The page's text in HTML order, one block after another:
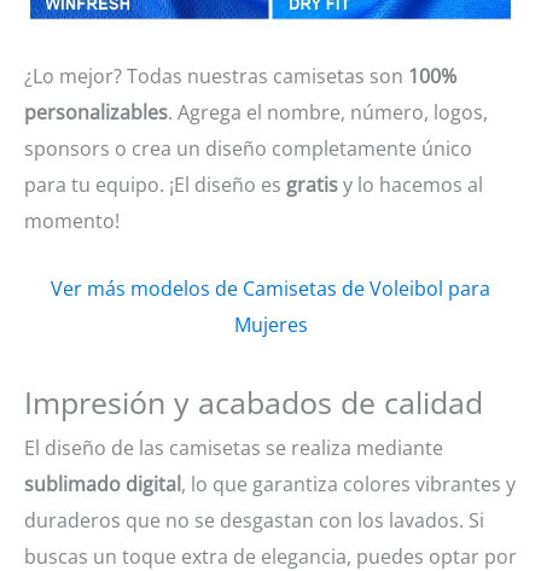
¿Lo mejor? Todas nuestras camisetas son 100%
personalizables. Agrega el nombre, número, logos,
sponsors o crea un diseño completamente único
para tu equipo. ¡El diseño es gratisy lo hacemos al
momento!
Ver más modelos de Camisetas de Voleibol para
Mujeres
Impresión y acabados de calidad
El diseño de las camisetas se realiza mediante
sublimado digital, lo que garantiza colores vibrantes y
duraderos que no se desgastan con los lavados. Si
buscas un toque extra de elegancia, puedes optar por